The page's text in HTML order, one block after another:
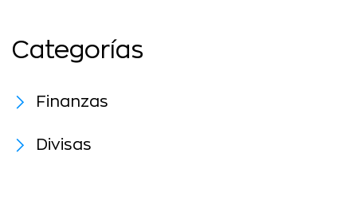
Categorías
Finanzas
Divisas